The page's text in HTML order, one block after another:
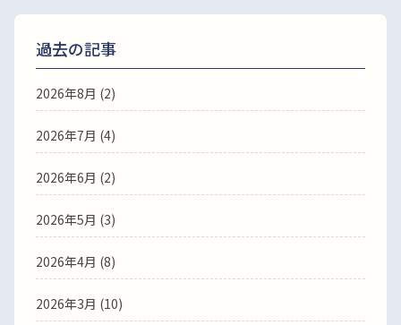
過去の記事
2026年8月 (2)
2026年7月 (4)
2026年6月 (2)
2026年5月 (3)
2026年4月 (8)
2026年3月 (10)